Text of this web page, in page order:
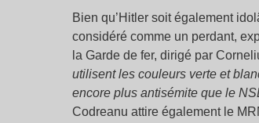
Bien qu’Hitler soit également
considéré comme un perdant,
la Garde de fer, dirigé par
utilisent les couleurs verte et
encore plus antisémite que le
Codreanu attire également le